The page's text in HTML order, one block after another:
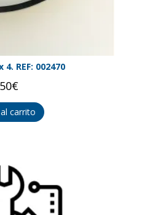
REF: 002470
€
carrito